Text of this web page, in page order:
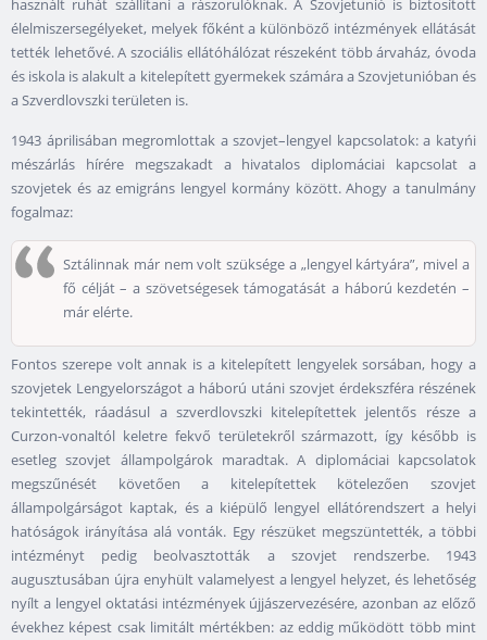
használt ruhát szállítani a rászorulóknak. A Szovjetunió is biztosított
élelmiszersegélyeket, melyek főként a különböző intézmények ellátását
tették lehetővé. A szociális ellátóhálózat részeként több árvaház, óvoda
és iskola is alakult a kitelepített gyermekek számára a Szovjetunióban és
a Szverdlovszki területen is.
1943 áprilisában megromlottak a szovjet–lengyel kapcsolatok: a katyńi
mészárlás hírére megszakadt a hivatalos diplomáciai kapcsolat a
szovjetek és az emigráns lengyel kormány között. Ahogy a tanulmány
fogalmaz:
Sztálinnak már nem volt szüksége a „lengyel kártyára”, mivel a
fő célját – a szövetségesek támogatását a háború kezdetén –
már elérte.
Fontos szerepe volt annak is a kitelepített lengyelek sorsában, hogy a
szovjetek Lengyelországot a háború utáni szovjet érdekszféra részének
tekintették, ráadásul a szverdlovszki kitelepítettek jelentős része a
Curzon-vonaltól keletre fekvő területekről származott, így később is
esetleg szovjet állampolgárok maradtak. A diplomáciai kapcsolatok
megszűnését követően a kitelepítettek kötelezően szovjet
állampolgárságot kaptak, és a kiépülő lengyel ellátórendszert a helyi
hatóságok irányítása alá vonták. Egy részüket megszüntették, a többi
intézményt pedig beolvasztották a szovjet rendszerbe. 1943
augusztusában újra enyhült valamelyest a lengyel helyzet, és lehetőség
nyílt a lengyel oktatási intézmények újjászervezésére, azonban az előző
évekhez képest csak limitált mértékben: az eddig működött több mint